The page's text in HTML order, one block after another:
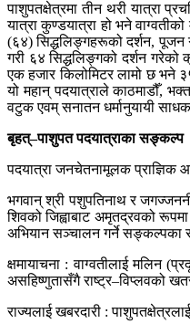
पाशुपतक्षेत्रमा तीन थरी यात्रा
यात्रा कुण्डयात्रा हो भने
(६४) सिद्धलिङ्गहरूको दर्शन, पूजन
गरी ६४ सिद्धलिङ्गको दर्शन
एक हजार किलोमिटर लामो छ भने
यो महान् पदयात्राले काठमाडौँ,
वटुक एवम् सनातन धर्मानुयायी
बृहत्–पाशुपत पदयात्राका सङ्कल्प
पदयात्रा जनचेतनामूलक प्राज्ञिक
भगवान् श्री पशुपतिनाथ र
शिवको जिह्वाबाट अमृतद्रवको
अभियान सञ्चालन गर्ने सङ्कल्पका
क्षमायाचना : वाग्वतीलाई मलिन
असहिष्णुतासँगै राष्ट्र–विप्लवको
राज्यलाई खबरदारी :